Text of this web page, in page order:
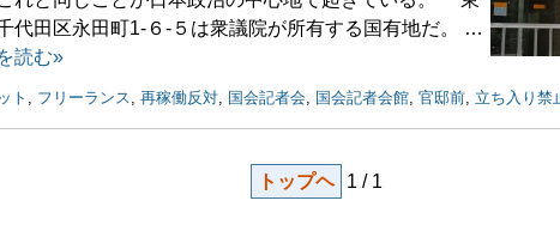
代田区永田町1‐６‐５は衆議院が所有する国有地だ。 …
読む»
ト , フリーランス, 再稼働反対, 国会記者会, 国会記者会館, 官邸前, 立ち入り禁
トップヘ 1 / 1